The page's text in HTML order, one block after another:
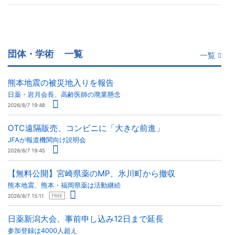
団体・学術 一覧 一覧
熊本地震の被災地入りを報告
日薬・岩月会長、高齢医師の廃業懸念
2026/8/7 19:48
OTC遠隔販売、コンビニに「大きな前進」
JFAが報道機関向け説明会
2026/8/7 19:45
【無料公開】宮崎県薬のMP、氷川町から撤収
熊本地震、熊本・福岡県薬は活動継続
2026/8/7 15:11 FREE
日薬新潟大会、事前申し込み12日まで延長
参加登録は4000人超え